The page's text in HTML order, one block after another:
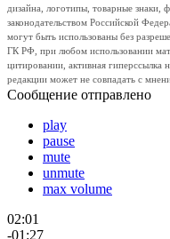
дизайна, логотипы, товарные знаки,
законодательством Российской
могут быть использованы без
ГК РФ, при любом использовании
цитировании, активная гиперссылка
редакции может не совпадать с
Сообщение отправлено
play
pause
mute
unmute
max volume
02:01
-01:27